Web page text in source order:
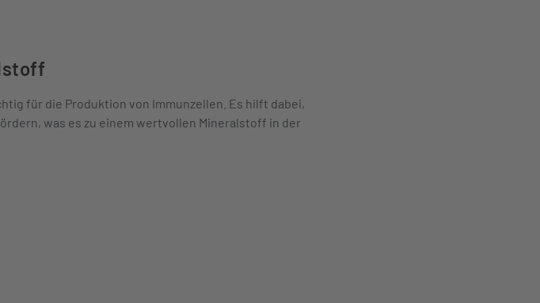
für die Produktion von Immunzellen. Es hilft dabei,
was es zu einem wertvollen Mineralstoff in der